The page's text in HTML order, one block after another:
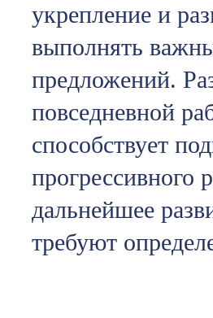
укрепление и
выполнять
предложений.
повседневной
способствует
прогрессивного
дальнейшее
требуют